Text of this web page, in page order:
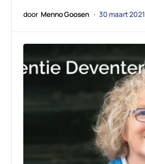
door Menno Goosen 30 maart 2021